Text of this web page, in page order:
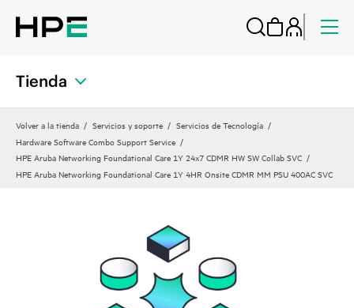
Tienda
Volver a la tienda Servicios y soporte
Servicios de Tecnología
Hardware Software Combo Support Service
HPE Aruba Networking Foundational Care 1Y 24x7 CDMR HW SW Collab SVC
HPE Aruba Networking Foundational Care 1Y 4HR Onsite CDMR MM PSU 400AC SVC